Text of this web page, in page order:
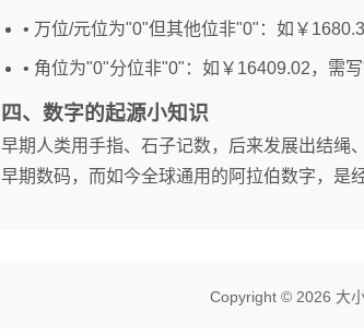
• 万位/元位为"0"但其他位非"0"：如￥
• 角位为"0"分位非"0"：如￥16409.02，需
四、数字的起源小知识
早期人类用手指、石子记数，后来发展出结绳
早期数码，而如今全球通用的阿拉伯数字，是
Copyright © 2026 大